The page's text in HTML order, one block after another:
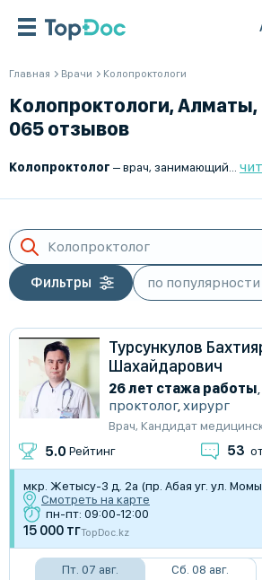
Главная Врачи Колопроктологи
Колопроктологи, Алматы,
065 отзывов
Колопроктолог – врач, занимающийся диагностикой, лечением и профилактикой заболеваний толстого кишечника, прямой кишки и области заднего прохода. Он помогает пациентам с воспалительными, функциональными и опухолевыми патологиями кишечника.
Колопроктолог
Фильтры
Турсункулов
Шахайдарович
26 лет стажа работы,
проктолог,хирург
Врач, Кандидат
5.0 Рейтинг 53
мкр. Жетысу-3 д. 2а (пр. Абая уг. ул.
Смотреть на карте
пн-пт: 09:00-12:00
15 000 тгTopDoc.kz
Пт. 07 авг. Сб. 08 авг.